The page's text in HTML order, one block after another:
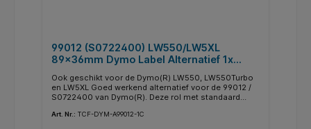
99012 (S0722400) LW550/LW5XL
89x36mm Dymo Label Alternatief 1x
Ook geschikt voor de Dymo(R) LW550, LW550Turbo
en LW5XL Goed werkend alternatief voor de 99012 /
S0722400 van Dymo(R). Deze rol met standaard
Dymo(R) LW550, W550Turbo en LW5XLInhoud: 1 rol a
Art. Nr.: TCF-DYM-A99012-1C